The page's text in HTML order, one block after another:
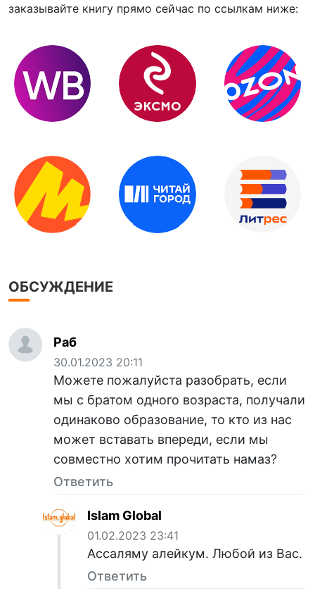
заказывайте книгу прямо сейчас по ссылкам ниже:
ОБСУЖДЕНИЕ
Раб
30.01.2023 20:11
Можете пожалуйста разобрать, если
мы с братом одного возраста, получали
одинаково образование, то кто из нас
может вставать впереди, если мы
совместно хотим прочитать намаз?
Ответить
Islam Global
01.02.2023 23:41
Ассаляму алейкум. Любой из Вас.
Ответить